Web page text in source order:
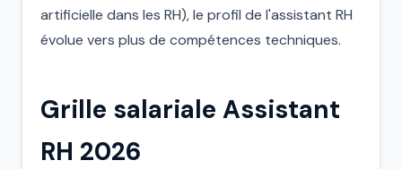
artificielle dans les RH), le profil de l'assistant RH
évolue vers plus de compétences techniques.
Grille salariale Assistant
RH 2026